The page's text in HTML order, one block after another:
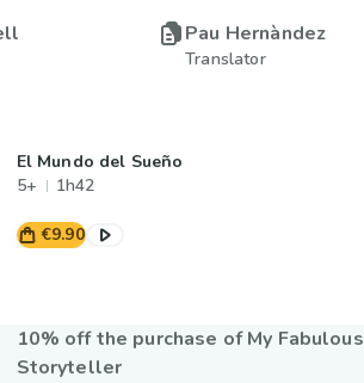
Pau Hernàndez
Translator
El Mundo del Sueño
5+
1h42
€9.90
10% off the purchase of My Fabulous
Storyteller